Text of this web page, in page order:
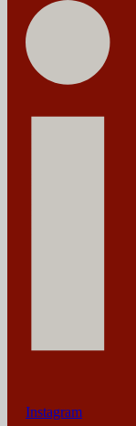
Instagram